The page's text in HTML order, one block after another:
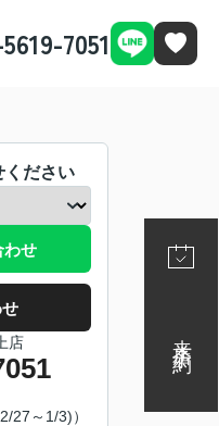
7051
ください
わせ
店
27～1/3)）